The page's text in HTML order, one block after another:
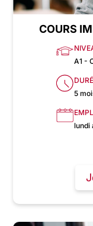
COURS
A1 -
5
lundi